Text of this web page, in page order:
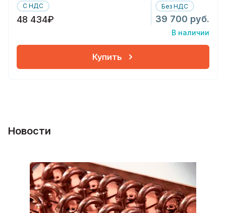
С НДС
48 434₽
Без НДС
39 700 руб.
В наличии
Купить
Новости